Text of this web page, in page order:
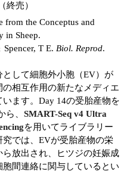
（終売）
from the Conceptus and
in Sheep.
T E. Biol. Reprod.
して細胞外小胞（EV）が
相互作用の新たなメディエ
ます。Day 14の受胎産物を
ら、 SMART-Seq v4 Ultra
を用いてライブラリー
では、EVが受胎産物の栄
放出され、ヒツジの妊娠成
間連絡に関与しているとい